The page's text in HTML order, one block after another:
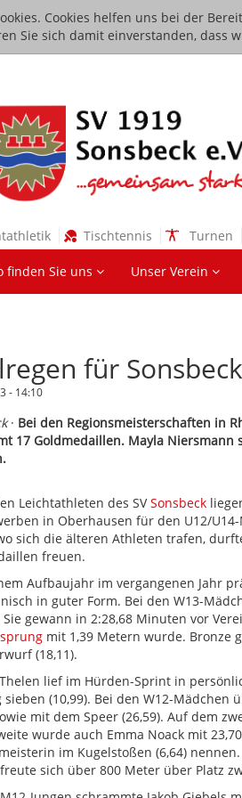
Cookies helfen uns bei der
Sie sich damit einverstanden, dass
Tischtennis Turnen
finden Sie uns Unser Verein
für
- 14:10
· Bei den Regionsmeisterschaften in
17 Goldmedaillen. Mayla
Leichtathleten des SVSonsbeck
in Oberhausen für den U12/
sich die älteren Athleten trafen,
freuen.
Aufbaujahr im vergangenen Jahr
in guter Form. Bei den W13-
gewann in 2:28,68 Minuten vor
mit 1,39 Metern wurde. Bronze
(18,11).
lief im Hürden-Sprint in
sieben (10,99). Bei den W12-
mit dem Speer (26,59). Auf dem
wurde auch Emma Noack mit
im Kugelstoßen (6,64)
sich über 800 Meter über Platz